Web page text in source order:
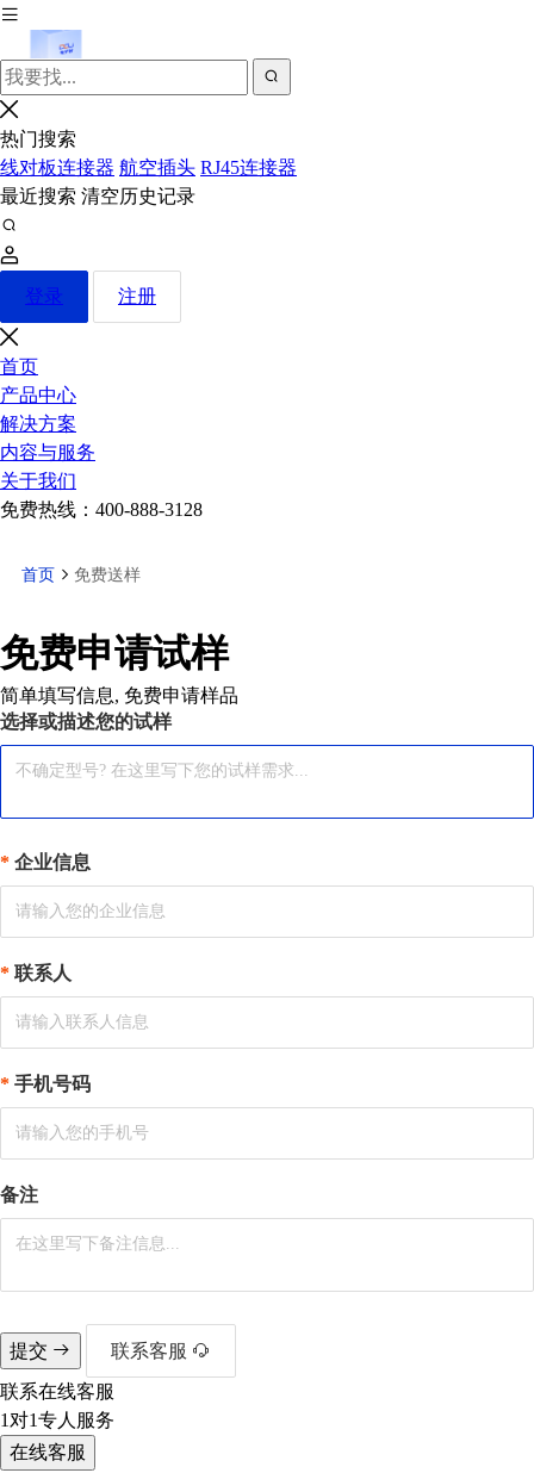
热门搜索
线对板连接器 航空插头 RJ45连接器
最近搜索 清空历史记录
登录 注册
首页
产品中心
解决方案
内容与服务
关于我们
免费热线： 400-888-3128
首页 免费送样
免费申请试样
简单填写信息, 免费申请样品
选择或描述您的试样
企业信息
联系人
手机号码
备注
提交
联系客服
联系在线客服
1对1专人服务
在线客服